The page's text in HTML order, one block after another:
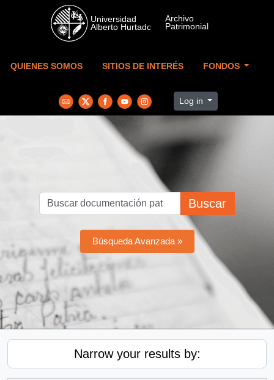
Skip to main content
QUIENES SOMOS SITIOS DE INTERÉS FONDOS
Log in
Buscar
Búsqueda Avanzada »
Narrow your results by: